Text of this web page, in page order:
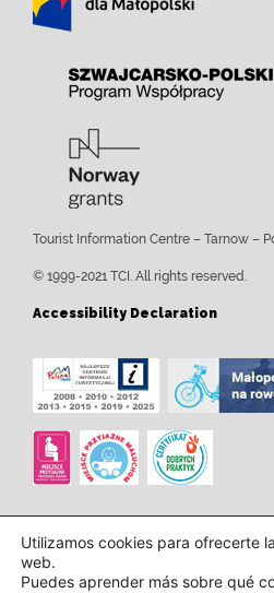
Tourist Information Centre – Tarnow –
© 1999-2021 TCI. All rights reserved.
Accessibility Declaration
Utilizamos cookies para ofrecerte
web.
Puedes aprender más sobre qué